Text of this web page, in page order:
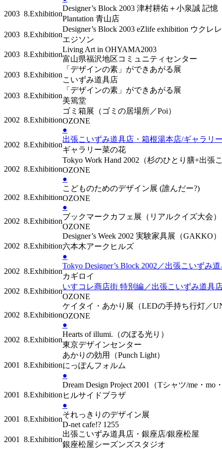
2003 8.Exhibition
Designer’s Block 2003 津村耕佑＋小泉誠 記
Plantation 青山店
2003 8.Exhibition
Designer’s Block 2003 eZlife exhibition ウク
エジソン
2003 8.Exhibition
Living Art in OHYAMA2003
富山県福沢地区コミュニティセンター
2003 8.Exhibition
「デザインの素」ができあがる展
こいずみ道具店
2003 8.Exhibition
「デザインの素」ができあがる展
美篶堂
2002 8.Exhibition
ゴミ箱展（ゴミの居場所／Poi）
OZONE
●
2002 8.Exhibition
出張こいずみ道具店・箱根湯本店/ギャラ
ギャラリー菜の花
2002 8.Exhibition
Tokyo Work Hand 2002（杉のひとり膳+出
OZONE
●
2002 8.Exhibition
こどものためのデザイン展 (誰んだー?)
OZONE
●
2002 8.Exhibition
ブックマークカフェ展（リアルクイズ大
OZONE
2002 8.Exhibition
Designer’s Week 2002 実験家具展（
六本木アークヒルズ
●
2002 8.Exhibition
Tokyo Designer’s Block 2002／出張こいず
カギロイ
2002 8.Exhibition
いすコレ商店街 特別編／出張こいずみ道
OZONE
2002 8.Exhibition
ケイタイ・あかり展（LEDの手持ち行灯
OZONE
●
2002 8.Exhibition
Hearts of illumi.（のぼる光り）
東京デザインセンター
2001 8.Exhibition
あかりの効用（Punch Light）
にっぽんフォルム
●
2001 8.Exhibition
Dream Design Project 2001（Tシャツ/me・
ヒルサイドプラザ
●
2001
8.Exhibition
それっきりのデザイン展
D-net cafe!? 1255
2001
8.Exhibition
出張こいずみ道具店・銀座店/銀座松屋
銀座松屋シーズンズスタジオ